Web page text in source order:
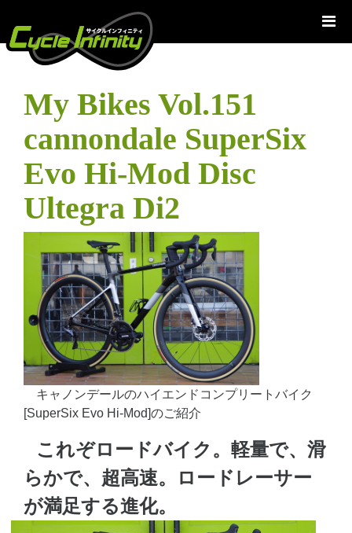
テ
My Bikes Vol.151
cannondale SuperSix
Evo Hi-Mod Disc
Ultegra Di2
キャノンデールのハイエンドコンプリートバイク
[SuperSix Evo Hi-Mod]のご紹介
これぞロードバイク。軽量で、滑
らかで、超高速。ロードレーサー
が満足する進化。